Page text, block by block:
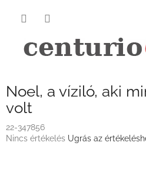
Noel, a víziló, aki
volt
22-347856
A
Nincs értékelés Ugrás az